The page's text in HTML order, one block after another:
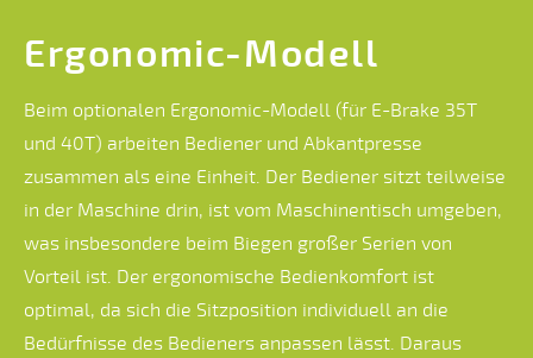
Ergonomic-Modell
Beim optionalen Ergonomic-Modell (für E-Brake 35T
und 40T) arbeiten Bediener und Abkantpresse
zusammen als eine Einheit. Der Bediener sitzt teilweise
in der Maschine drin, ist vom Maschinentisch umgeben,
was insbesondere beim Biegen großer Serien von
Vorteil ist. Der ergonomische Bedienkomfort ist
optimal, da sich die Sitzposition individuell an die
Bedürfnisse des Bedieners anpassen lässt. Daraus